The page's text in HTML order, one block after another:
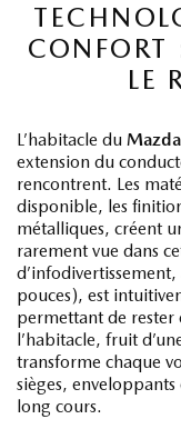
CONFORT
LE
L’habitacle du
extension du
rencontrent. Les
disponible, les
métalliques, créent
rarement vue dans
pouces), est
permettant de rester
l’habitacle, fruit
transforme chaque
sièges,
long cours.